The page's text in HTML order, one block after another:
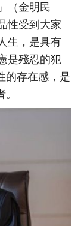
（金明民
性受到大家
生，是具有
是殘忍的犯
的存在感，是